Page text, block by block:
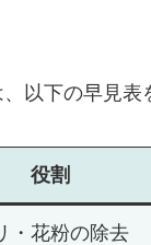
以下の早見表
役割
・花粉の除去